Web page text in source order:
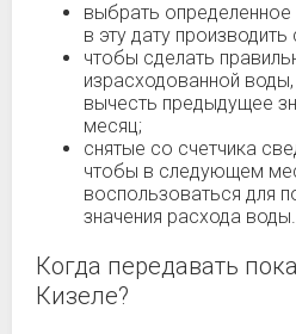
выбрать
в эту дату
чтобы сделать
израсходованной
вычесть предыдущее
месяц;
снятые со счетчика
чтобы в следующем
воспользоваться для
значения расхода воды.
Когда передавать
Кизеле?